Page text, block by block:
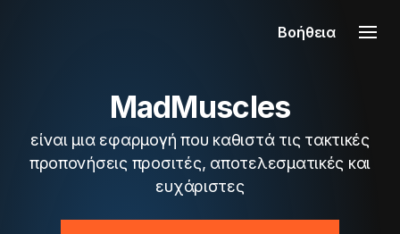
Βοήθεια
MadMuscles
είναι μια εφαρμογή που καθιστά τις τακτικές
προπονήσεις προσιτές, αποτελεσματικές και
ευχάριστες